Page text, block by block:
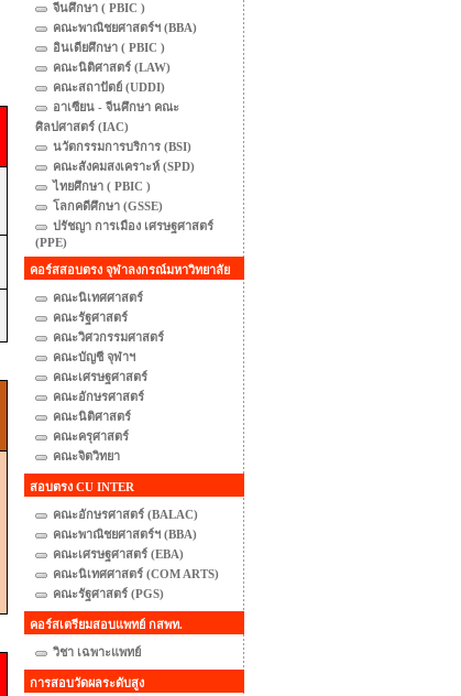
จีนศึกษา ( PBIC )
คณะพาณิชยศาสตร์ฯ (BBA)
อินเดียศึกษา ( PBIC )
คณะนิติศาสตร์ (LAW)
คณะสถาปัตย์ (UDDI)
อาเซียน - จีนศึกษา คณะ
ศิลปศาสตร์ (IAC)
นวัตกรรมการบริการ (BSI)
คณะสังคมสงเคราะห์ (SPD)
ไทยศึกษา ( PBIC )
โลกคดีศึกษา (GSSE)
ปรัชญา การเมือง เศรษฐศาสตร์
(PPE)
คอร์สสอบตรง จุฬาลงกรณ์มหาวิทยาลัย
คณะนิเทศศาสตร์
คณะรัฐศาสตร์
คณะวิศวกรรมศาสตร์
คณะบัญชี จุฬาฯ
คณะเศรษฐศาสตร์
คณะอักษรศาสตร์
คณะนิติศาสตร์
คณะครุศาสตร์
คณะจิตวิทยา
สอบตรง CU INTER
คณะอักษรศาสตร์ (BALAC)
คณะพาณิชยศาสตร์ฯ (BBA)
คณะเศรษฐศาสตร์ (EBA)
คณะนิเทศศาสตร์ (COM ARTS)
คณะรัฐศาสตร์ (PGS)
คอร์สเตรียมสอบแพทย์ กสพท.
วิชา เฉพาะแพทย์
การสอบวัดผลระดับสูง